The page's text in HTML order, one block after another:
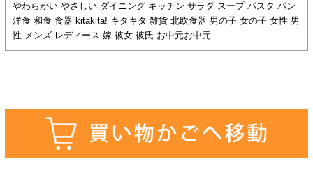
やわらかい やさしい ダイニング キッチン サラダ スープ パスタ パン
洋食 和食 食器 kitakita! キタキタ 雑貨 北欧食器 男の子 女の子 女性 男
性 メンズ レディース 嫁 彼女 彼氏 お中元お中元